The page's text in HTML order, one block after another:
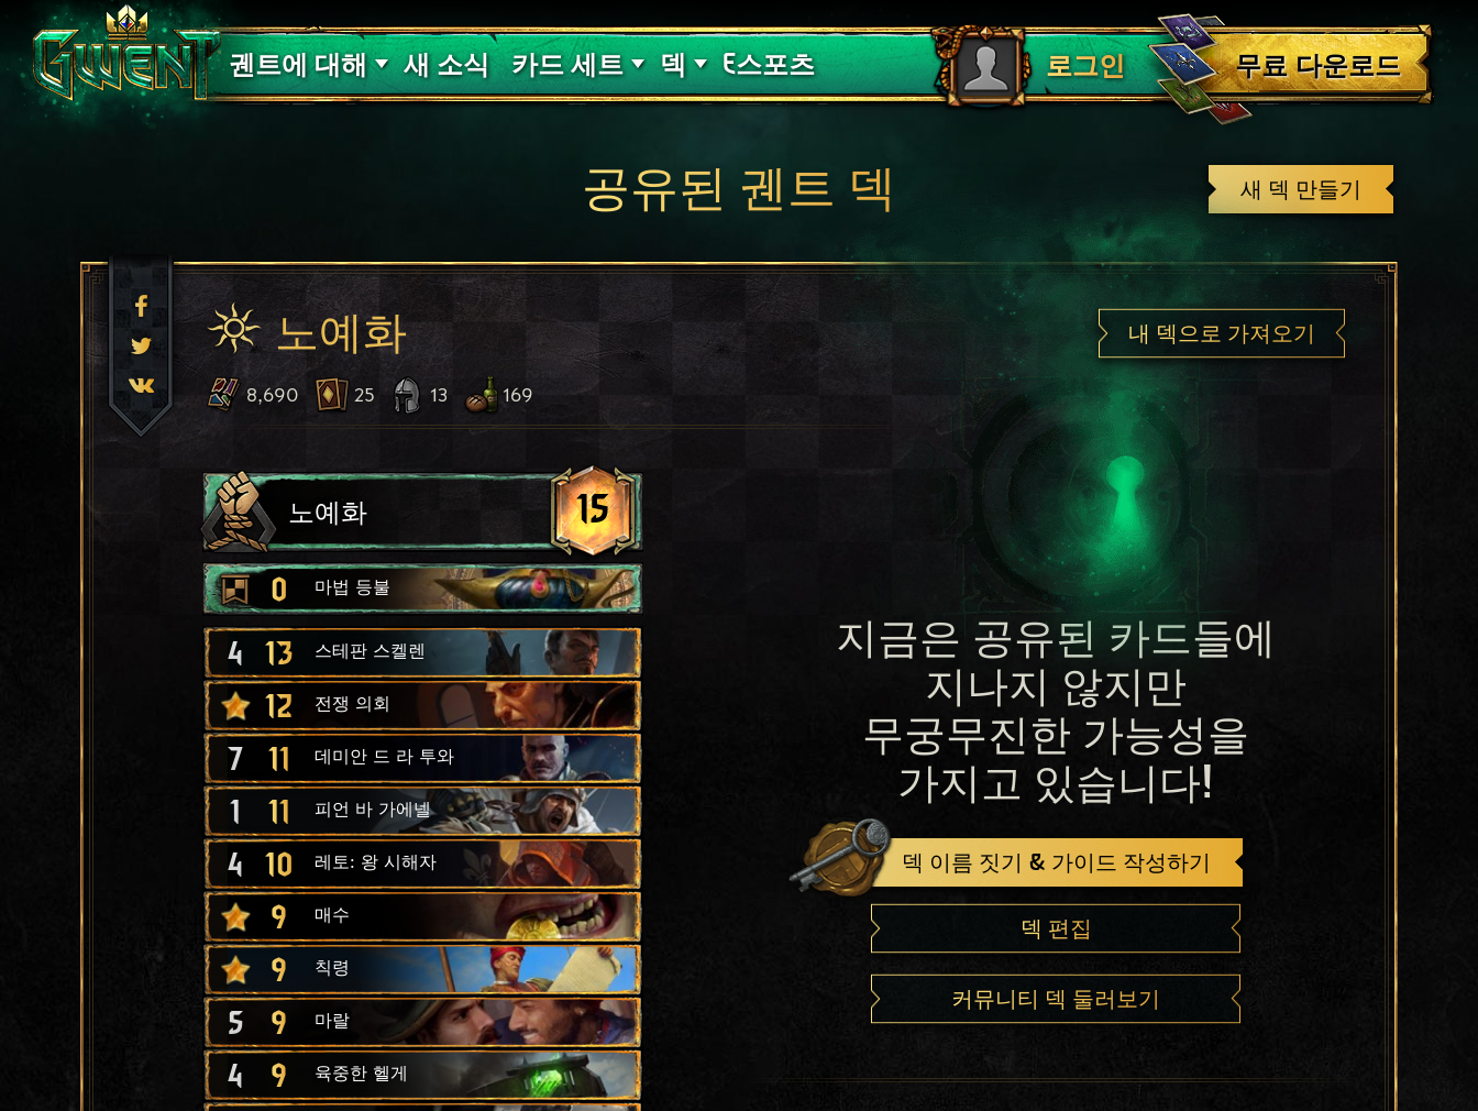
궨트에 대해
고객 지원
새 소식 카드 세트
핏빛 저주
덱
덱 가이드
E스포츠 로그인
로그아웃
무료 다운로드
새 덱 만들기
공유된 궨트 덱
노예화 내 덱으로 가져오기
8,690 25 13 169
노예화 15
0 마법 등불
4 13 스테판 스켈렌
12 전쟁 의회
7 11 데미안 드 라 투와
1 11 피언 바 가에넬
4 10 레토: 왕 시해자
9 매수
9 칙령
5 9 마랄
4 9 육중한 헬게
지금은 공유된 카드들에
지나지 않지만
무궁무진한 가능성을
가지고 있습니다!
덱 이름 짓기 & 가이드 작성하기
덱 편집
커뮤니티 덱 둘러보기